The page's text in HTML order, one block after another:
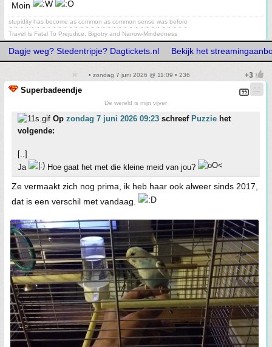
Moin
stupidity has become as common as common sense was before
~ ~ ~ ~ ~ ~ ~ ~ ~ ~ ~ ~ ~ ~ ~ ~ ~ ~ ~ ~ ~ ~ ~ ~ ~ ~ ~ ~ ~ ~ ~ ~ ~
Travel Is Fatal To Prejudice, Bigotry and Narrow-Mindedness
Dagje weg? Stedentripje? Dagtickets.nl Bekijk het
• zondag 7 juni 2026 @ 11:09 • 236
Superbadeendje
De wereld is mijn vijver
Op zondag 7 juni 2026 09:23 schreef Puzzie het
volgende:
[..]
Ja
Hoe gaat het met die kleine meid van jou?
Ze vermaakt zich nog prima, ik heb haar ook alweer sinds 2017,
dat is een verschil met vandaag.